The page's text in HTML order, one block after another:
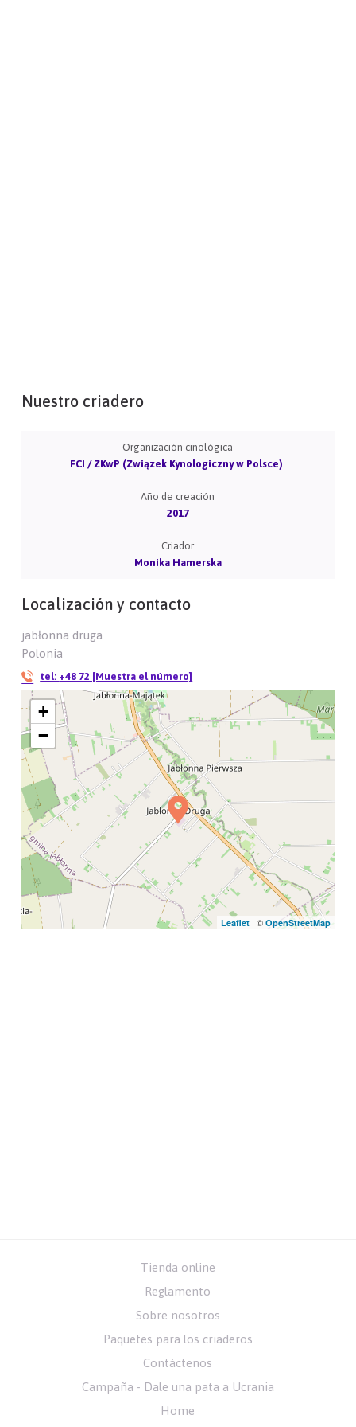
Nuestro criadero
Organización cinológica
FCI / ZKwP (Związek Kynologiczny w Polsce)
Año de creación
2017
Criador
Monika Hamerska
Localización y contacto
jabłonna druga
Polonia
tel: +48 72 [Muestra el número]
+
−
Leaflet| © OpenStreetMap
Tienda online
Reglamento
Sobre nosotros
Paquetes para los criaderos
Contáctenos
Campaña - Dale una pata a Ucrania
Home